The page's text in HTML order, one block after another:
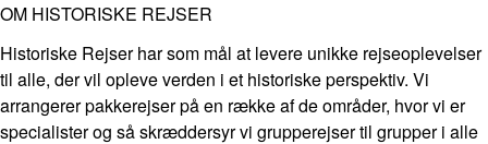
OM HISTORISKE REJSER
Historiske Rejser har som mål at levere unikke rejseoplevelser
til alle, der vil opleve verden i et historiske perspektiv. Vi
arrangerer pakkerejser på en række af de områder, hvor vi er
specialister og så skræddersyr vi grupperejser til grupper i alle